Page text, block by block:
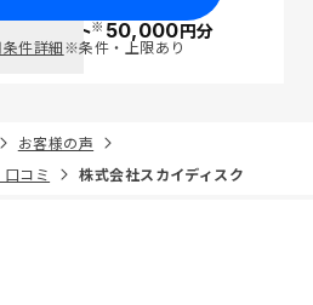
ポイント※50,000円分
件詳細※条件・上限あり
お客様の声
コミ
株式会社スカイディスク